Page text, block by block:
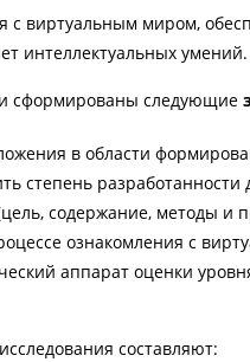
с виртуальным миром,
интеллектуальных умений.
сформированы следующие
в области
степень
содержание, методы
ознакомления с
аппарат оценки
исследования составляют: